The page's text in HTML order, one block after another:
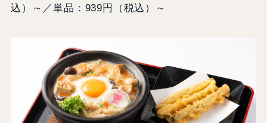
込）～／単品：939円（税込）～